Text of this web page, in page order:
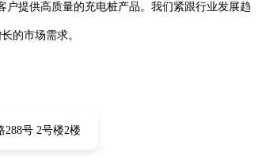
提供高质量的充电桩产品。我们紧跟行业发展趋
的市场需求。
不断创新，以优质的产品和服务，为新能源产业的
号 2号楼2楼